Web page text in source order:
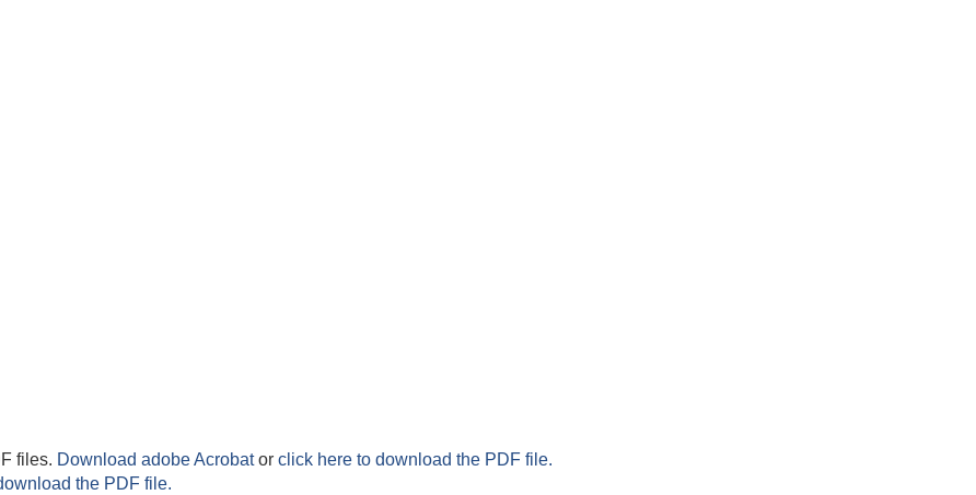
files. Download adobe Acrobator click here to download the PDF file.
the PDF file.